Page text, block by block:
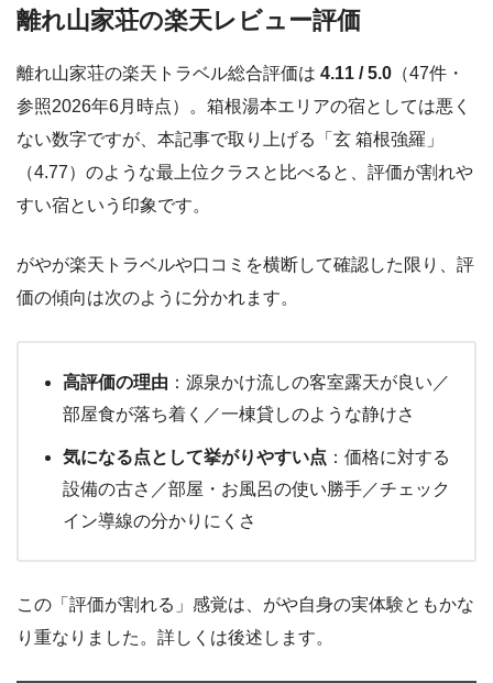
離れ山家荘の楽天レビュー評価
離れ山家荘の楽天トラベル総合評価は 4.11 / 5.0 （47件・
参照2026年6月時点）。箱根湯本エリアの宿としては悪く
ない数字ですが、本記事で取り上げる「玄 箱根強羅」
（4.77）のような最上位クラスと比べると、評価が割れや
すい宿という印象です。
がやが楽天トラベルや口コミを横断して確認した限り、評
価の傾向は次のように分かれます。
高評価の理由 ：源泉かけ流しの客室露天が良い／
部屋食が落ち着く／一棟貸しのような静けさ
気になる点として挙がりやすい点 ：価格に対する
設備の古さ／部屋・お風呂の使い勝手／チェック
イン導線の分かりにくさ
この「評価が割れる」感覚は、がや自身の実体験ともかな
り重なりました。詳しくは後述します。